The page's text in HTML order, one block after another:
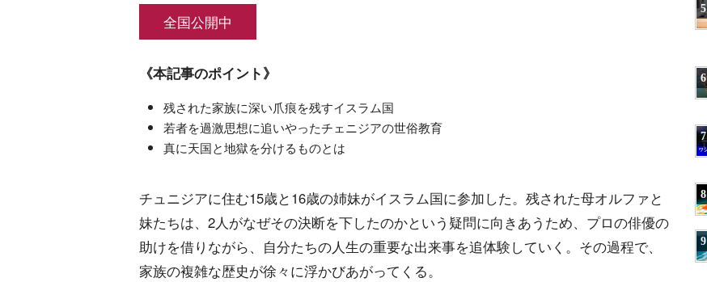
全国公開中
《本記事のポイント》
残された家族に深い爪痕を残すイスラム国
若者を過激思想に追いやったチェニジアの世俗教育
真に天国と地獄を分けるものとは
チュニジアに住む15歳と16歳の姉妹がイスラム国に参加した。残された母オルファと
妹たちは、2人がなぜその決断を下したのかという疑問に向きあうため、プロの俳優の
助けを借りながら、自分たちの人生の重要な出来事を追体験していく。その過程で、
家族の複雑な歴史が徐々に浮かびあがってくる。
5
6
7
8
9